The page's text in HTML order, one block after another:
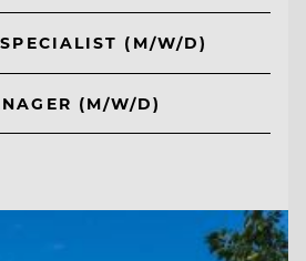
(M/W/D)
(M/W/D)